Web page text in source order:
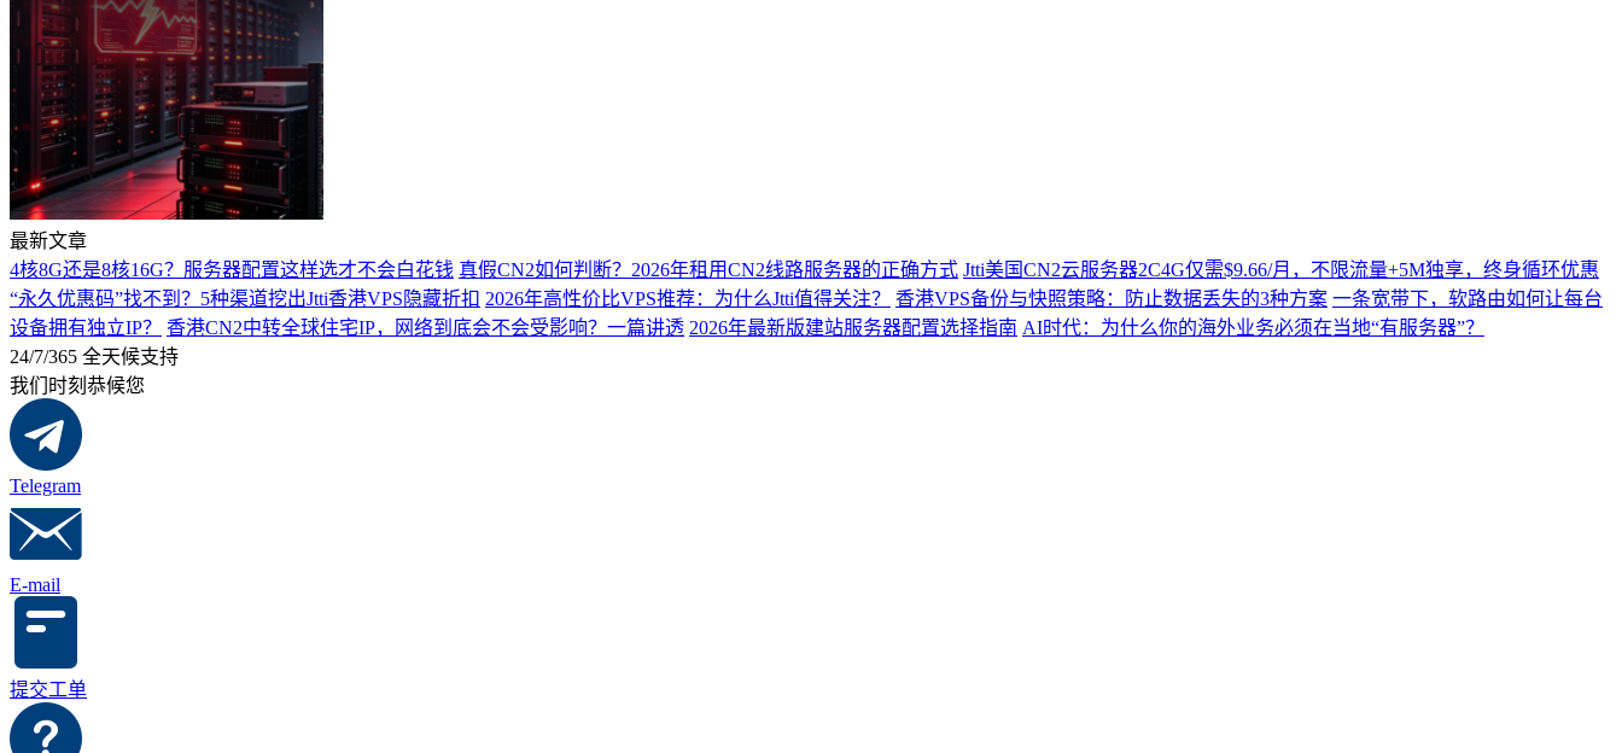
最新文章
4核8G还是8核16G？服务器配置这样选才不会白花钱 真假CN2如何判断？2026年租用CN2线路服务器的正确方式 Jtti美国CN2云服务器2C4G仅需$9.66/月，不限流量+5M独享，终身循环优惠
“永久优惠码”找不到？5种渠道挖出Jtti香港VPS隐藏折扣 2026年高性价比VPS推荐：为什么Jtti值得关注？ 香港VPS备份与快照策略：防止数据丢失的3种方案 一条宽带下，软路由如何让每台
设备拥有独立IP？
香港CN2中转全球住宅IP，网络到底会不会受影响？一篇讲透 2026年最新版建站服务器配置选择指南 AI时代：为什么你的海外业务必须在当地“有服务器”？
24/7/365 全天候支持
我们时刻恭候您
Telegram
E-mail
提交工单